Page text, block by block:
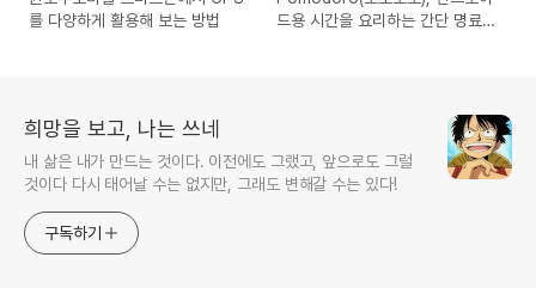
를 다양하게 활용해 보는 방법
드용 시간을 요리하는 간단 명료
희망을 보고, 나는 쓰네
내 삶은 내가 만드는 것이다. 이전에도 그랬고, 앞으로도 그럴
것이다 다시 태어날 수는 없지만, 그래도 변해갈 수는 있다!
구독하기